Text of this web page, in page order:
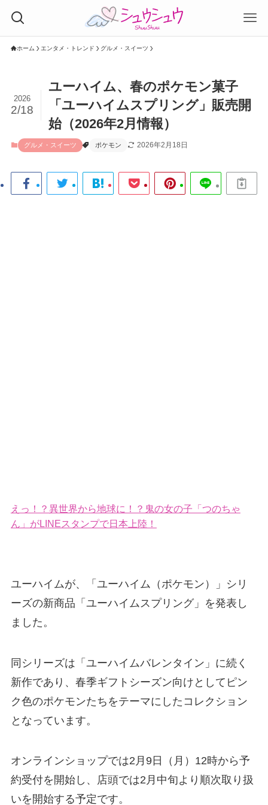
ホーム エンタメ・トレンド グルメ・スイーツ
ユーハイム、春のポケモン菓子
「ユーハイムスプリング」販売開
始（2026年2月情報）
2026
2/18
グルメ・スイーツ ポケモン 2026年2月18日
えっ！？異世界から地球に！？鬼の女の子「つのちゃ
ん」がLINEスタンプで日本上陸！
ユーハイムが、「ユーハイム（ポケモン）」シリ
ーズの新商品「ユーハイムスプリング」を発表し
ました。
同シリーズは「ユーハイムバレンタイン」に続く
新作であり、春季ギフトシーズン向けとしてピン
ク色のポケモンたちをテーマにしたコレクション
となっています。
オンラインショップでは2月9日（月）12時から予
約受付を開始し、店頭では2月中旬より順次取り扱
いを開始する予定です。